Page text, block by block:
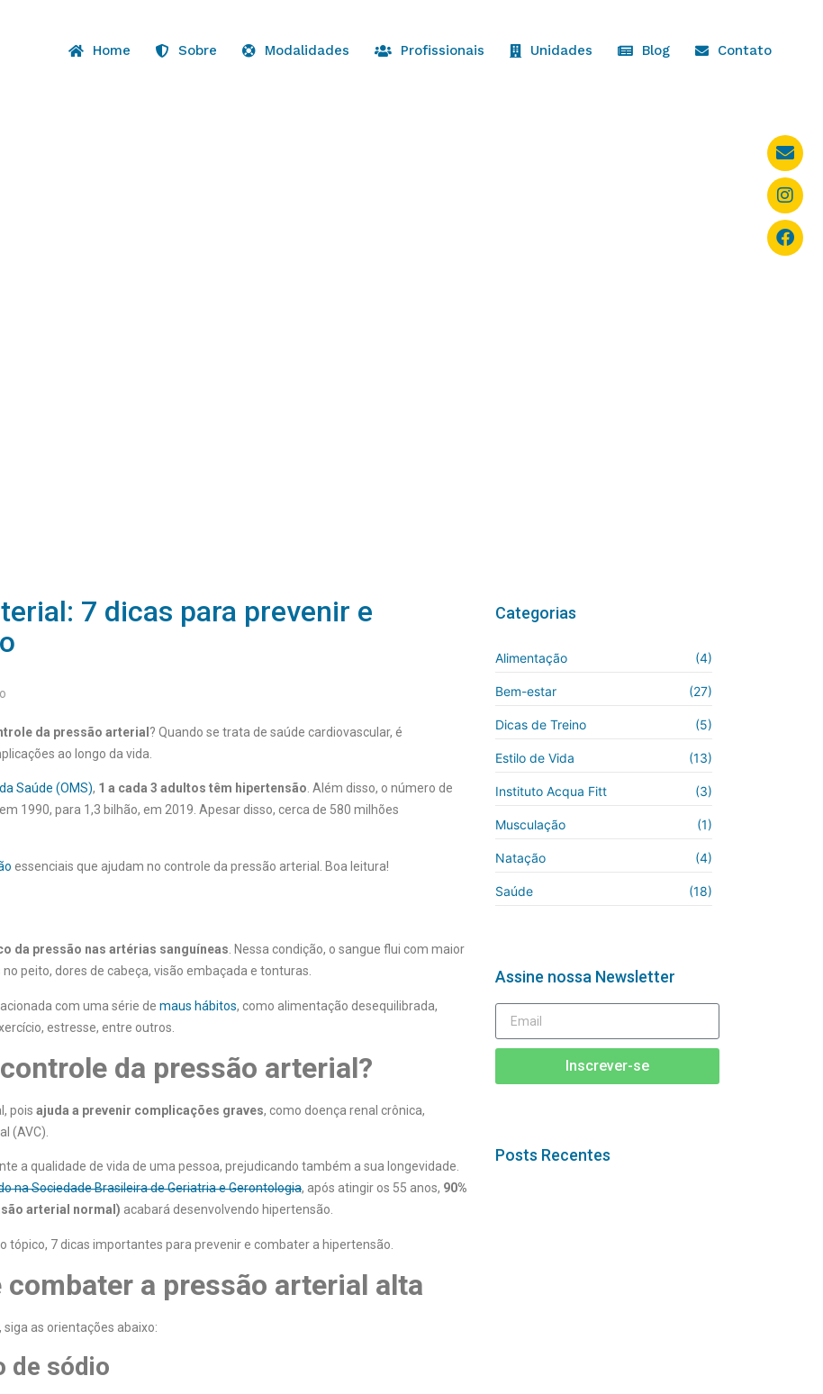
Home Sobre Modalidades Profissionais Unidades Blog Contato
7 dicas para prevenir e
da pressão arterial ? Quando se trata de saúde cardiovascular, é
ao longo da vida.
Saúde (OMS), 1 a cada 3 adultos têm hipertensão. Além disso, o número de
1990, para 1,3 bilhão, em 2019. Apesar disso, cerca de 580 milhões
essenciais que ajudam no controle da pressão arterial. Boa leitura!
da pressão nas artérias sanguíneas . Nessa condição, o sangue flui com maior
peito, dores de cabeça, visão embaçada e tonturas.
com uma série de maus hábitos, como alimentação desequilibrada,
estresse, entre outros.
da pressão arterial?
pois ajuda a prevenir complicações graves, como doença renal crônica,
(AVC).
a qualidade de vida de uma pessoa, prejudicando também a sua longevidade.
na Sociedade Brasileira de Geriatria e Gerontologia, após atingir os 55 anos, 90%
arterial normal) acabará desenvolvendo hipertensão.
tópico, 7 dicas importantes para prevenir e combater a hipertensão.
a pressão arterial alta
as orientações abaixo:
de sódio
Categorias
Alimentação (4)
Bem-estar (27)
Dicas de Treino (5)
Estilo de Vida (13)
Instituto Acqua Fitt (3)
Musculação (1)
Natação (4)
Saúde (18)
Assine nossa Newsletter
Inscrever-se
Posts Recentes